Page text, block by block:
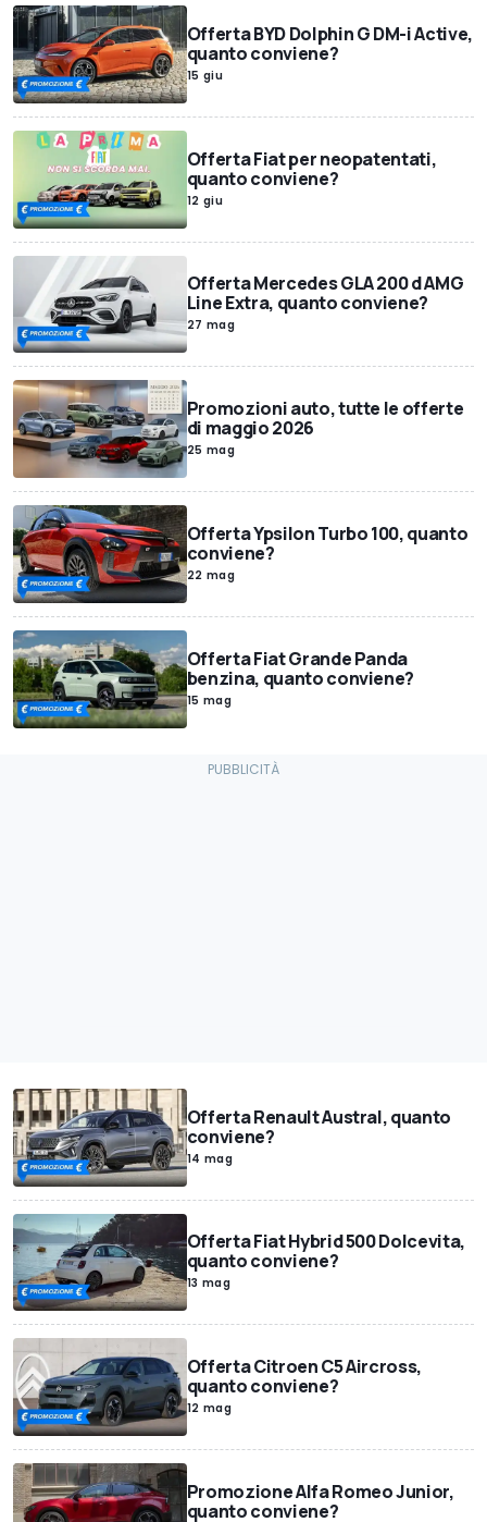
Offerta BYD Dolphin G DM-i Active,
quanto conviene?
15 giu
Offerta Fiat per neopatentati,
quanto conviene?
12 giu
Offerta Mercedes GLA 200 d AMG
Line Extra, quanto conviene?
27 mag
Promozioni auto, tutte le offerte
di maggio 2026
25 mag
Offerta Ypsilon Turbo 100, quanto
conviene?
22 mag
Offerta Fiat Grande Panda
benzina, quanto conviene?
15 mag
Offerta Renault Austral, quanto
conviene?
14 mag
Offerta Fiat Hybrid 500 Dolcevita,
quanto conviene?
13 mag
Offerta Citroen C5 Aircross,
quanto conviene?
12 mag
Promozione Alfa Romeo Junior,
quanto conviene?